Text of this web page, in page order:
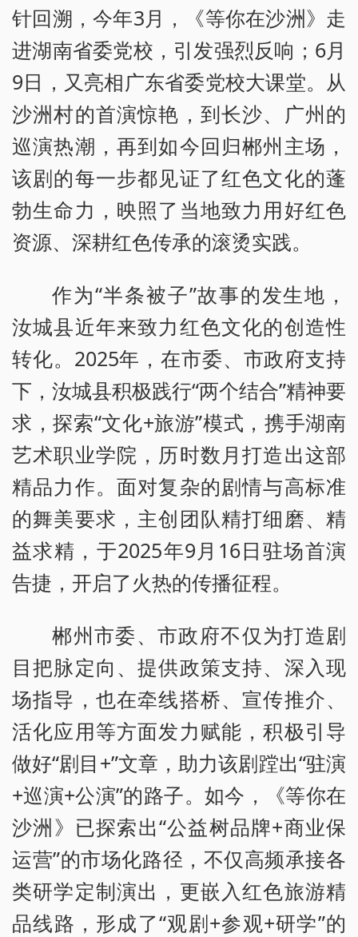
针回溯，今年3月，《等你在沙洲》走
进湖南省委党校，引发强烈反响；6月
9日，又亮相广东省委党校大课堂。从
沙洲村的首演惊艳，到长沙、广州的
巡演热潮，再到如今回归郴州主场，
该剧的每一步都见证了红色文化的蓬
勃生命力，映照了当地致力用好红色
资源、深耕红色传承的滚烫实践。
作为“半条被子”故事的发生地，
汝城县近年来致力红色文化的创造性
转化。2025年，在市委、市政府支持
下，汝城县积极践行“两个结合”精神要
求，探索“文化+旅游”模式，携手湖南
艺术职业学院，历时数月打造出这部
精品力作。面对复杂的剧情与高标准
的舞美要求，主创团队精打细磨、精
益求精，于2025年9月16日驻场首演
告捷，开启了火热的传播征程。
郴州市委、市政府不仅为打造剧
目把脉定向、提供政策支持、深入现
场指导，也在牵线搭桥、宣传推介、
活化应用等方面发力赋能，积极引导
做好“剧目+”文章，助力该剧蹚出“驻演
+巡演+公演”的路子。如今，《等你在
沙洲》已探索出“公益树品牌+商业保
运营”的市场化路径，不仅高频承接各
类研学定制演出，更嵌入红色旅游精
品线路，形成了“观剧+参观+研学”的